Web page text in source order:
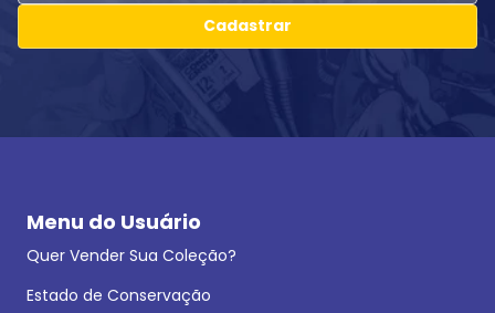
Cadastrar
Menu do Usuário
Quer Vender Sua Coleção?
Estado de Conservação